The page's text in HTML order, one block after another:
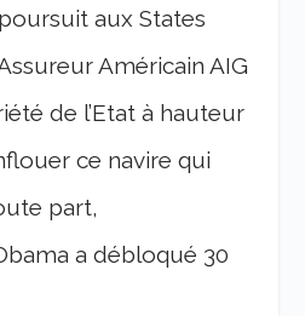
aux States
Américain AIG
de l’Etat à hauteur
ce navire qui
part,
a débloqué 30